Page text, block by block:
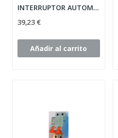
INTERRUPTOR AUTOMATICO 1POLO + NEUTRO32A...
39,23 €
Añadir al carrito